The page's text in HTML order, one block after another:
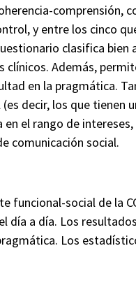
comprensión,
y entre los cinco
clasifica
Además,
en la pragmática.
decir, los que
el rango de
comunicación social.
funcional-social de la
día a día. Los
Los